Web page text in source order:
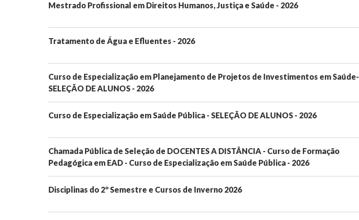
Mestrado Profissional em Direitos Humanos, Justiça e Saúde - 2026
Tratamento de Água e Efluentes - 2026
Curso de Especialização em Planejamento de Projetos de Investimentos em Saúde-
SELEÇÃO DE ALUNOS - 2026
Curso de Especialização em Saúde Pública - SELEÇÃO DE ALUNOS - 2026
Chamada Pública de Seleção de DOCENTES A DISTÂNCIA - Curso de Formação
Pedagógica em EAD - Curso de Especialização em Saúde Pública - 2026
Disciplinas do 2º Semestre e Cursos de Inverno 2026